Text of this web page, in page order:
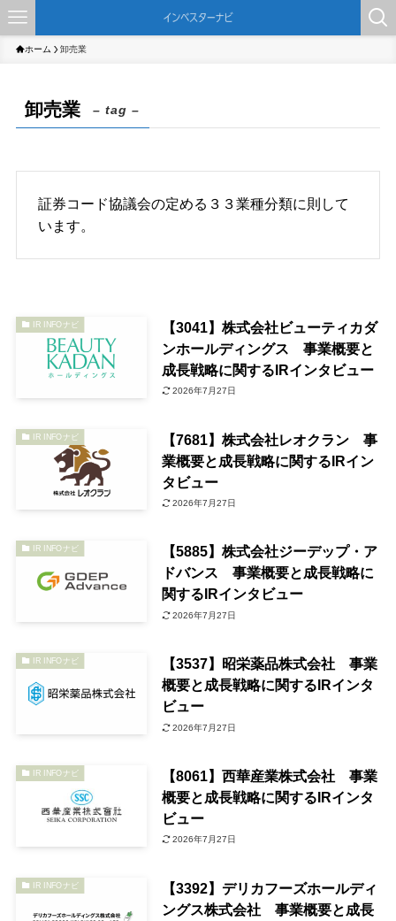
ホーム 卸売業
卸売業 – tag –
証券コード協議会の定める３３業種分類に則して
います。
IR INFOナビ
【3041】株式会社ビューティカダ
ンホールディングス 事業概要と
成長戦略に関するIRインタビュー
2026年7月27日
IR INFOナビ
【7681】株式会社レオクラン 事
業概要と成長戦略に関するIRイン
タビュー
2026年7月27日
IR INFOナビ
【5885】株式会社ジーデップ・ア
ドバンス 事業概要と成長戦略に
関するIRインタビュー
2026年7月27日
IR INFOナビ
【3537】昭栄薬品株式会社 事業
概要と成長戦略に関するIRインタ
ビュー
2026年7月27日
IR INFOナビ
【8061】西華産業株式会社 事業
概要と成長戦略に関するIRインタ
ビュー
2026年7月27日
IR INFOナビ
【3392】デリカフーズホールディ
ングス株式会社 事業概要と成長